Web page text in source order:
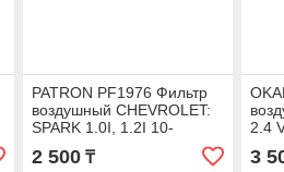
PATRON PF1976 Фильтр
воздушный CHEVROLET:
SPARK 1.0I, 1.2I 10-
A52013
2 500₸
2.4
3